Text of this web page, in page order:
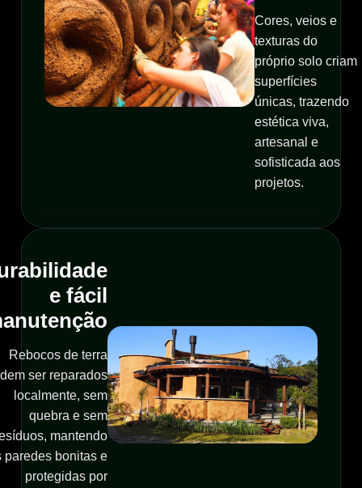
Cores, veios e
texturas do
próprio solo criam
superfícies
únicas, trazendo
estética viva,
artesanal e
sofisticada aos
projetos.
e fácil
Rebocos de terra
ser reparados
localmente, sem
quebra e sem
mantendo
paredes bonitas e
protegidas por